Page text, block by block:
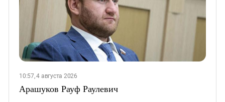
10:57, 4 августа 2026
Арашуков Рауф Раулевич